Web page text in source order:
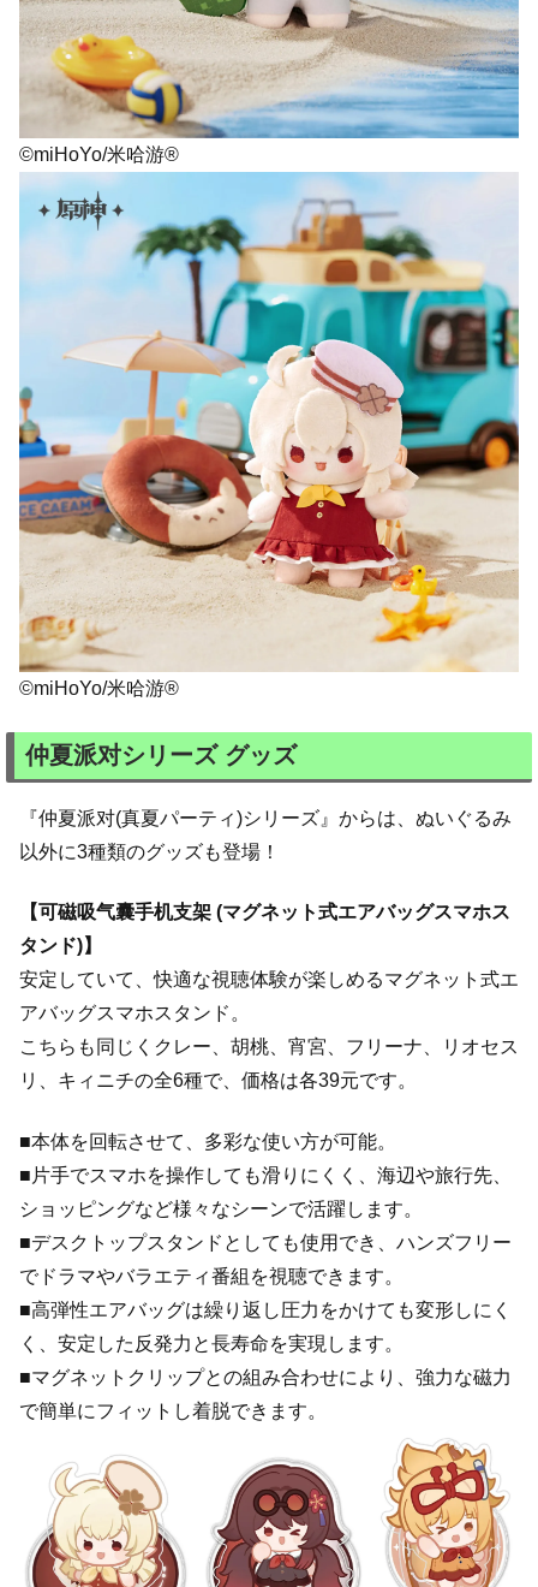
©miHoYo/米哈游®
©miHoYo/米哈游®
仲夏派对シリーズ グッズ
『仲夏派对(真夏パーティ)シリーズ』からは、ぬいぐるみ
以外に3種類のグッズも登場！
【可磁吸气囊手机支架 (マグネット式エアバッグスマホス
タンド)】
安定していて、快適な視聴体験が楽しめるマグネット式エ
アバッグスマホスタンド。
こちらも同じくクレー、胡桃、宵宮、フリーナ、リオセス
リ、キィニチの全6種で、価格は各39元です。
■本体を回転させて、多彩な使い方が可能。
■片手でスマホを操作しても滑りにくく、海辺や旅行先、
ショッピングなど様々なシーンで活躍します。
■デスクトップスタンドとしても使用でき、ハンズフリー
でドラマやバラエティ番組を視聴できます。
■高弾性エアバッグは繰り返し圧力をかけても変形しにく
く、安定した反発力と長寿命を実現します。
■マグネットクリップとの組み合わせにより、強力な磁力
で簡単にフィットし着脱できます。